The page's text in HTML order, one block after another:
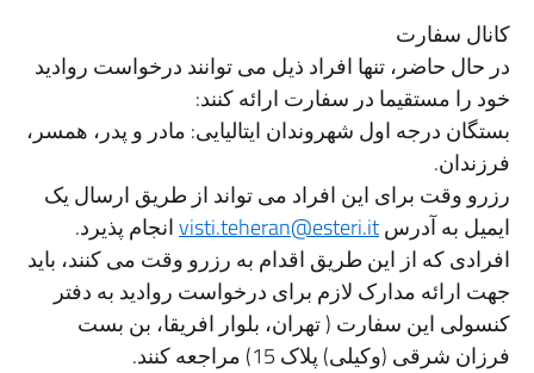
کانال سفارت
در حال حاضر، تنها افراد ذیل می توانند درخواست روادید
خود را مستقیما در سفارت ارائه کنند:
بستگان درجه اول شهروندان ایتالیایی: مادر و پدر، همسر،
فرزندان.
رزرو وقت برای این افراد می تواند از طریق ارسال یک
ایمیل به آدرسvisti.teheran@esteri.itانجام پذیرد.
افرادی که از این طریق اقدام به رزرو وقت می کنند، باید
جهت ارائه مدارک لازم برای درخواست روادید به دفتر
کنسولی این سفارت ( تهران، بلوار افریقا، بن بست
فرزان شرقی (وکیلی) پلاک 15) مراجعه کنند.